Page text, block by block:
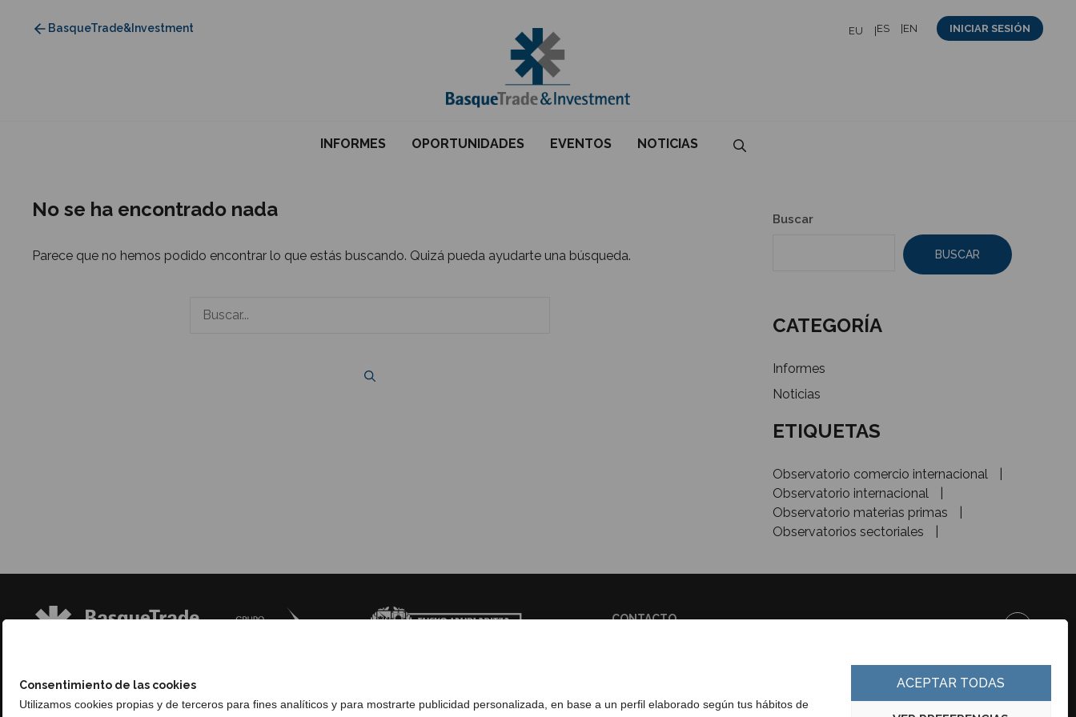
Consentimiento de las cookies
Utilizamos cookies propias y de terceros para fines analíticos y para mostrarte publicidad personalizada, en base a un perfil elaborado según tus hábitos de
ACEPTAR TODAS
BasqueTrade&Investment EU ES EN INICIAR SESIÓN
INFORMES OPORTUNIDADES EVENTOS NOTICIAS
No se ha encontrado nada
Parece que no hemos podido encontrar lo que estás buscando. Quizá pueda ayudarte una búsqueda.
Buscar
BUSCAR
CATEGORÍA
Informes
Noticias
ETIQUETAS
Observatorio comercio internacional
Observatorio internacional
Observatorio materias primas
Observatorios sectoriales
CONTACTO